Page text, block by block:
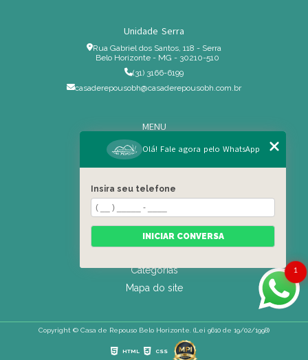
Unidade Serra
Rua Gabriel dos Santos, 118 - Serra
Belo Horizonte - MG - 30210-510
(31) 3166-6199
casaderepousobh@casaderepousobh.com.br
MENU
Home
Institucional
Serviços Especiais
Blog
Residência
Categorias
Mapa do site
Copyright © Casa de Repouso Belo Horizonte. (Lei 9610 de 19/02/1998)
HTML CSS
1
Olá! Fale agora pelo WhatsApp
Insira seu telefone
INICIAR CONVERSA